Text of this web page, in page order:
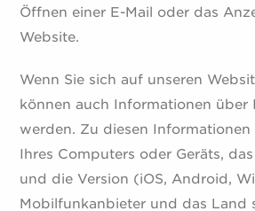
Öffnen einer E-Mail oder das
Website.
Wenn Sie sich auf unseren
können auch Informationen über
werden. Zu diesen
Ihres Computers oder Geräts,
und die Version (iOS, Android,
Mobilfunkanbieter und das Land